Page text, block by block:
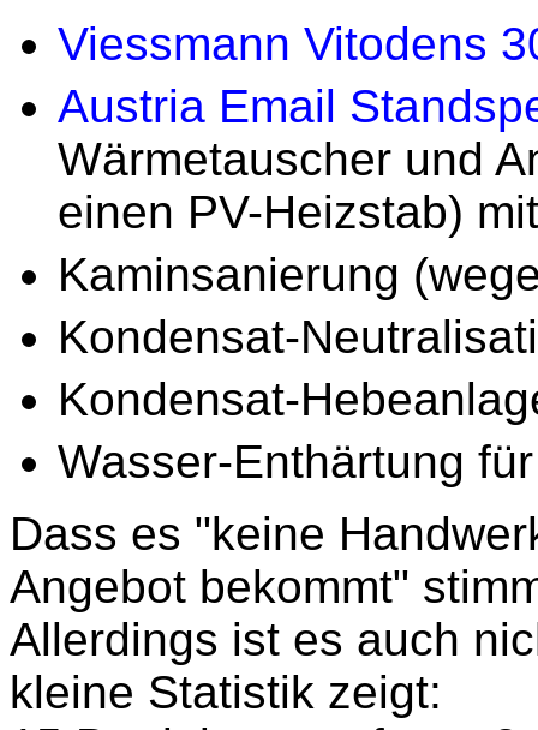
Viessmann Vitodens
Austria Email
Wärmetauscher und
einen PV-Heizstab)
Kaminsanierung
Kondensat-
Kondensat-
Wasser-Enthärtung
Dass es "keine
Angebot bekommt"
Allerdings ist es auch
kleine Statistik zeigt: